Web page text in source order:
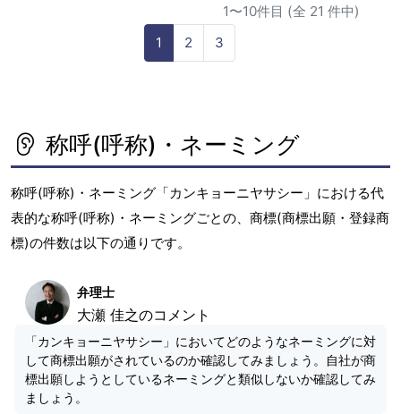
1〜10件目 (全 21 件中)
1
2 3
称呼(呼称)・ネーミング
称呼(呼称)・ネーミング「カンキョーニヤサシー」における代
表的な称呼(呼称)・ネーミングごとの、商標(商標出願・登録商
標)の件数は以下の通りです。
弁理士
大瀬 佳之のコメント
「カンキョーニヤサシー」においてどのようなネーミングに対
して商標出願がされているのか確認してみましょう。自社が商
標出願しようとしているネーミングと類似しないか確認してみ
ましょう。